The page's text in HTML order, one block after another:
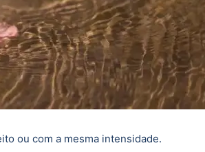
ou com a mesma intensidade.